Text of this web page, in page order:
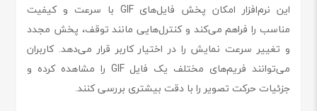
این نرم‌افزار امکان پخش فایل‌های GIF با سرعت و کیفیت
مناسب را فراهم می‌کند و کنترل‌هایی مانند توقف، پخش مجدد
و تغییر سرعت نمایش را در اختیار کاربر قرار می‌دهد. کاربران
می‌توانند فریم‌های مختلف یک فایل GIF را مشاهده کرده و
جزئیات حرکت تصویر را با دقت بیشتری بررسی کنند.